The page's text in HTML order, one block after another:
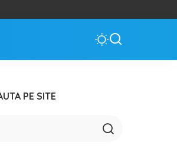
PE SITE